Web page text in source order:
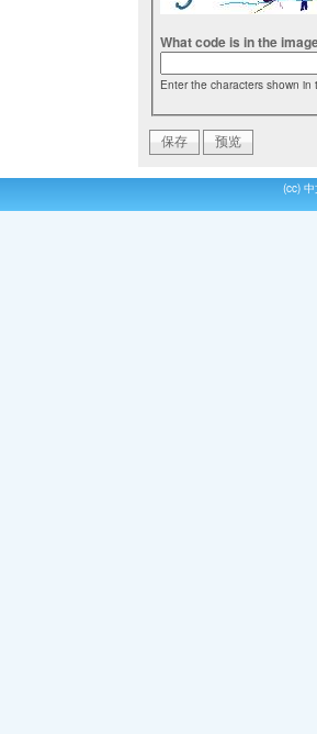
What code is in the
Enter the characters shown in
(cc)中